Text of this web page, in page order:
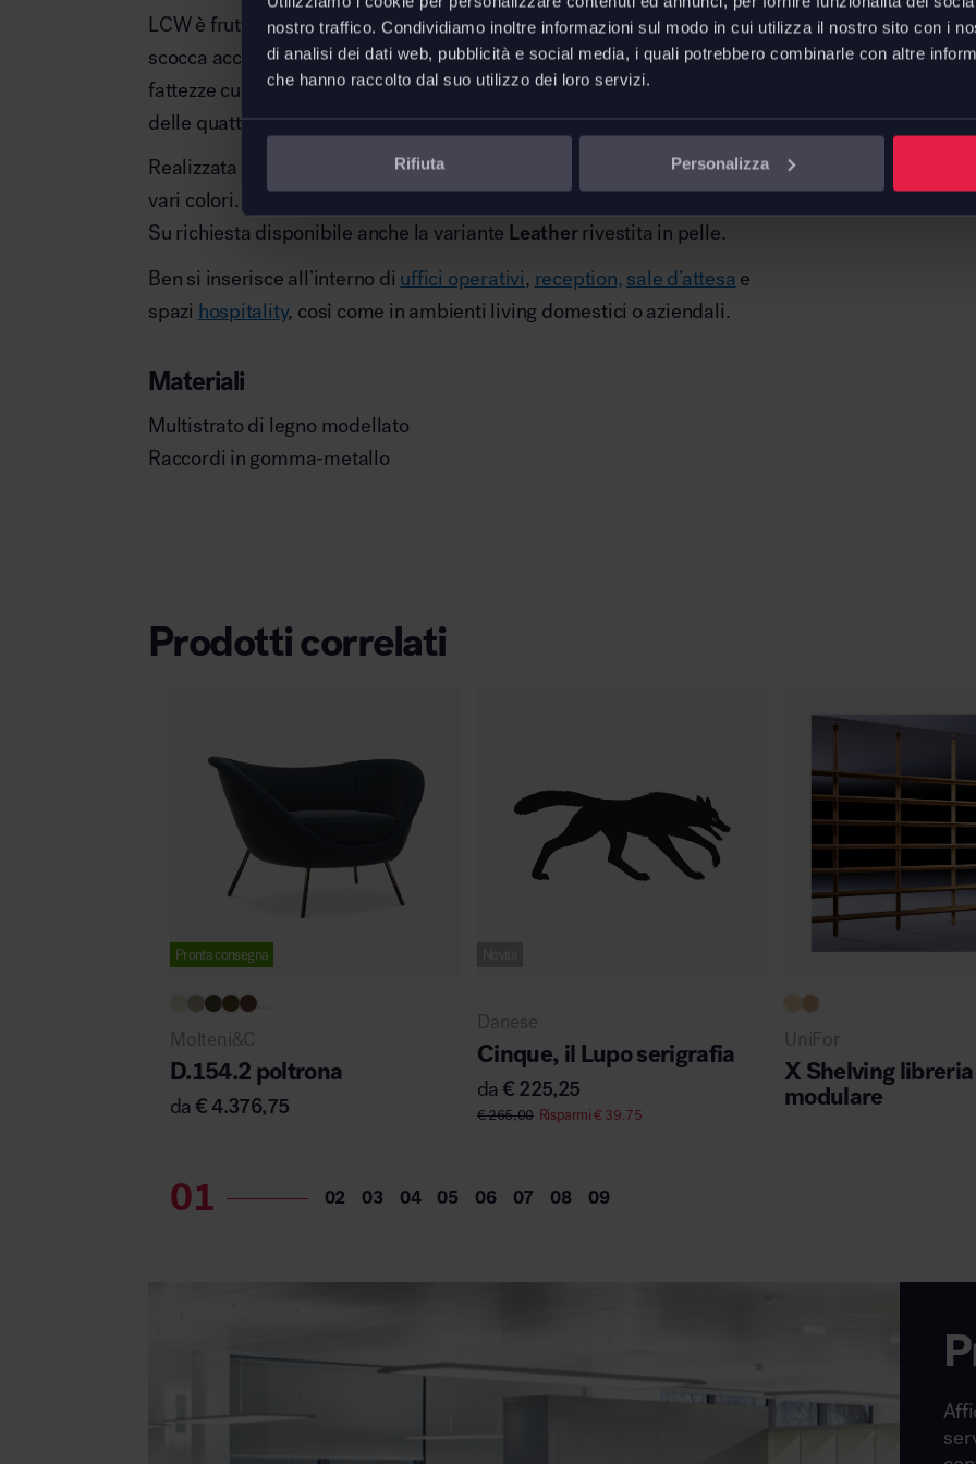
nostro traffico. Condividiamo inoltre informazioni sul modo in cui utilizza il nostro sito con i
di analisi dei dati web, pubblicità e social media, i quali potrebbero combinarle con altre
che hanno raccolto dal suo utilizzo dei loro servizi.
Rifiuta Personalizza
LCW è frutto di quell’epoca del design: una poltroncina lounge dalla
scocca accogliente, con uno schienale leggermente flessibile, dalle
fattezze curvate e dinamiche, particolarmente esaltate nelle sagome
delle quattro gambe.
Realizzata in multistrato di legno di frassino o noce è disponibile in
vari colori.
Su richiesta disponibile anche la variante Leather rivestita in pelle.
Ben si inserisce all’interno di uffici operativi, reception, sale d’attesa e
spazi hospitality, così come in ambienti living domestici o aziendali.
Materiali
Multistrato di legno modellato
Raccordi in gomma-metallo
Scheda
Prodotti correlati
Pronta consegna
Molteni&C
D.154.2 poltrona
da€ 4.376,75
Danese
Cinque, il Lupo serigrafia
da€ 225,25
€265,00 Risparmi€39,75
UniFor
X Shelving libreria
modulare